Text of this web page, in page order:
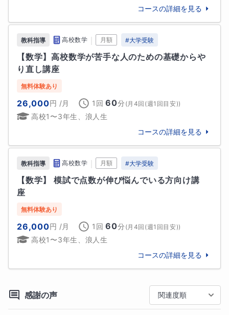
以前担当した生徒さんに、「良い大学には行きたいけ
れど、勉強が嫌すぎて何から手をつければいいか分か
らない」という子がいました。
まずは徹底的に対話し、以下のステップで進めまし
た。
・つまずいた地点（中学レベルや高1基礎）まで思い切
って戻る
・「これなら解ける」という成功体験をスモールステ
ップで増やす
約1年後、その生徒さんは「知識が増えて問題が解ける
のが、ゲームのレベル上げみたいで楽しい！」と笑顔
で話してくれました。点数が上がる喜びを知った彼
は、自走できる受験生へと変わっていきました。 この
「視界が開ける瞬間」を、ぜひ多くの生徒さんに体験
【授業の3つのこだわり】
① 「わかったつもり」を防ぐアウトプット重視
ただ解説を聞くだけでは、定着はしません。私の授業
では、クイズ形式の問いかけや一問一答を積極的に取
コースの詳細を見る
教科指導 高校数学 月額 #大学受験
【数学】高校数学が苦手な人のための基礎からや
り直し講座
無料体験あり
26,000円 /月 1回 60分 ( 月4回(週1回目安))
高校1〜3年生、浪人生
コースの詳細を見る
教科指導 高校数学 月額 #大学受験
【数学】 模試で点数が伸び悩んでいる方向け講
座
無料体験あり
26,000円 /月 1回 60分 ( 月4回(週1回目安))
高校1〜3年生、浪人生
コースの詳細を見る
感謝の声 関連度順